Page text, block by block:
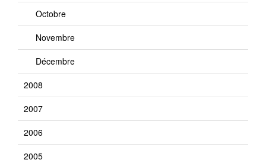
Octobre
Novembre
Décembre
2008
2007
2006
2005